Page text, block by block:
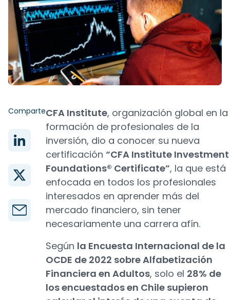
ComparteCFA Institute, organización global en la
formación de profesionales de la
inversión, dio a conocer su nueva
certificación “CFA Institute Investment
Foundations® Certificate”, la que está
enfocada en todos los profesionales
interesados en aprender más del
mercado financiero, sin tener
necesariamente una carrera afín.
Según la Encuesta Internacional de la
OCDE de 2022 sobre Alfabetización
Financiera en Adultos, solo el 28% de
los encuestados en Chile supieron